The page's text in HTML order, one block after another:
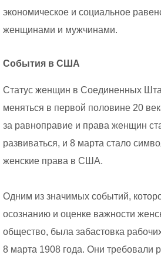
экономическое и социальное
женщинами и мужчинами.
События в США
Статус женщин в Соединенных
меняться в первой половине 20
за равноправие и права женщин
развиваться, и 8 марта стало
женские права в США.
Одним из значимых событий,
осознанию и оценке важности
общество, была забастовка
8 марта 1908 года. Они требовали